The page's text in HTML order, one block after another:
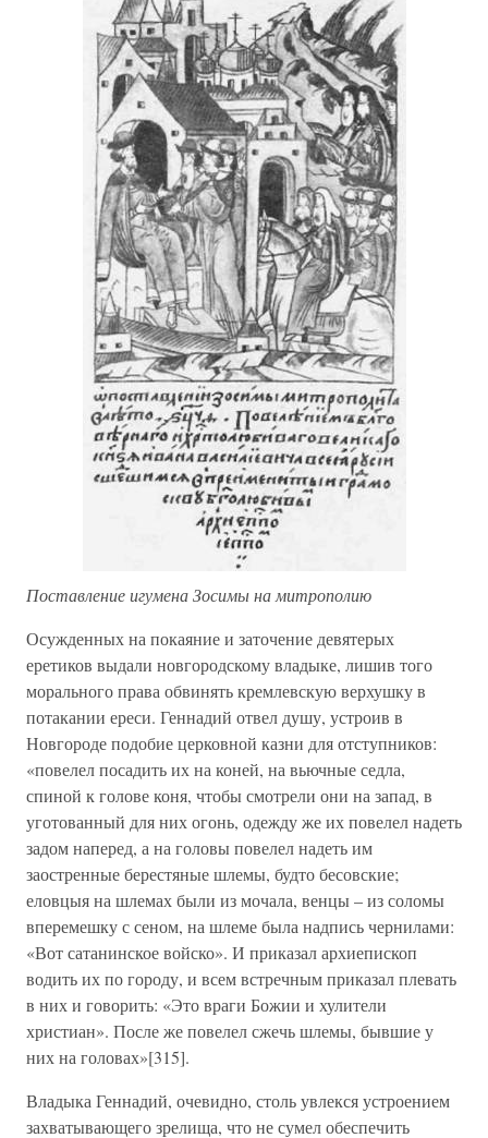
Поставление игумена Зосимы на митрополию
Осужденных на покаяние и заточение девятерых
еретиков выдали новгородскому владыке, лишив того
морального права обвинять кремлевскую верхушку в
потакании ереси. Геннадий отвел душу, устроив в
Новгороде подобие церковной казни для отступников:
«повелел посадить их на коней, на вьючные седла,
спиной к голове коня, чтобы смотрели они на запад, в
уготованный для них огонь, одежду же их повелел надеть
задом наперед, а на головы повелел надеть им
заостренные берестяные шлемы, будто бесовские;
еловцыя на шлемах были из мочала, венцы – из соломы
вперемешку с сеном, на шлеме была надпись чернилами:
«Вот сатанинское войско». И приказал архиепископ
водить их по городу, и всем встречным приказал плевать
в них и говорить: «Это враги Божии и хулители
христиан». После же повелел сжечь шлемы, бывшие у
них на головах»[315].
Владыка Геннадий, очевидно, столь увлекся устроением
захватывающего зрелища, что не сумел обеспечить